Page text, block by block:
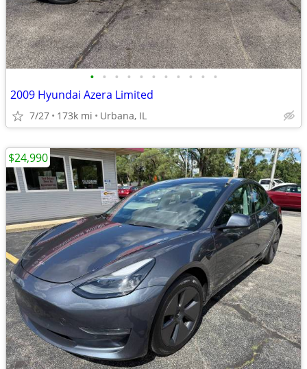
• • • • • • • • • • •
2009 Hyundai Azera Limited
7/27 173k mi Urbana, IL
$24,990